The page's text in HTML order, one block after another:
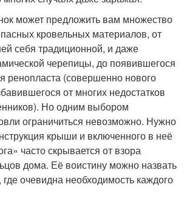
может предложить вам множество
кровельных материалов, от
себя традиционной, и даже
черепицы, до появившегося
ренопласта (совершенно нового
от многих недостатков
Но одним выбором
ограничиться невозможно. Нужно
крыши и включенного в неё
часто скрывается от взора
дома. Её воистину можно назвать
очевидна необходимость каждого